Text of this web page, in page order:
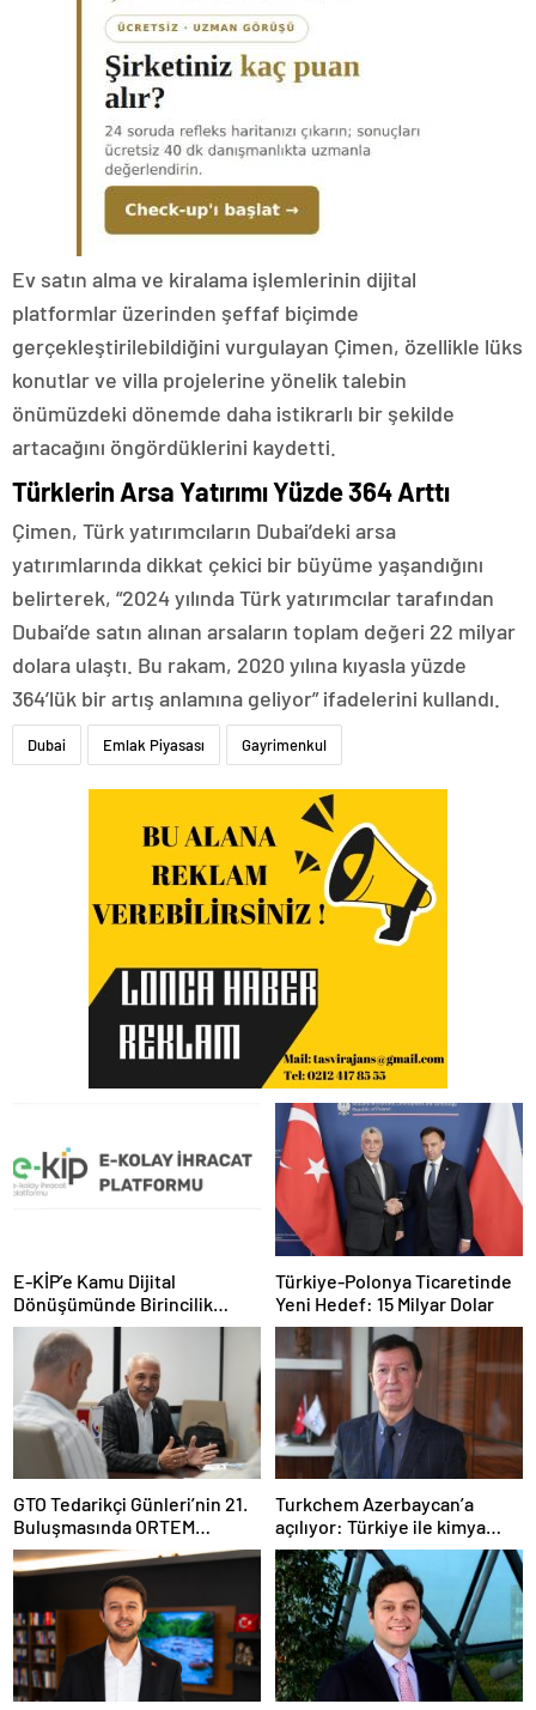
Ev satın alma ve kiralama işlemlerinin dijital
platformlar üzerinden şeffaf biçimde
gerçekleştirilebildiğini vurgulayan Çimen, özellikle lüks
konutlar ve villa projelerine yönelik talebin
önümüzdeki dönemde daha istikrarlı bir şekilde
artacağını öngördüklerini kaydetti.
Türklerin Arsa Yatırımı Yüzde 364 Arttı
Çimen, Türk yatırımcıların Dubai’deki arsa
yatırımlarında dikkat çekici bir büyüme yaşandığını
belirterek, “2024 yılında Türk yatırımcılar tarafından
Dubai’de satın alınan arsaların toplam değeri 22 milyar
dolara ulaştı. Bu rakam, 2020 yılına kıyasla yüzde
364’lük bir artış anlamına geliyor” ifadelerini kullandı.
Dubai Emlak Piyasası Gayrimenkul
E-KİP’e Kamu Dijital
Dönüşümünde Birincilik
Ödülü
Türkiye-Polonya Ticaretinde
Yeni Hedef: 15 Milyar Dolar
GTO Tedarikçi Günleri’nin 21.
Buluşmasında ORTEM
Elektronik Tedarikçi
Adaylarıyla Buluştu
Turkchem Azerbaycan’a
açılıyor: Türkiye ile kimya
ticaretinde yeni dönem